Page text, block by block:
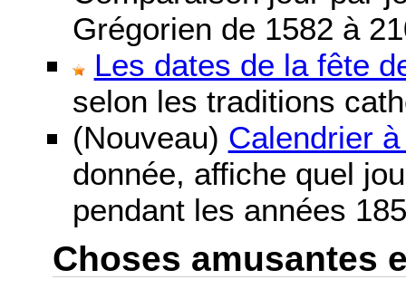
Grégorien de 1582 à
Les dates de la fête
selon les traditions
(Nouveau) Calendrier
donnée, affiche quel
pendant les années
Choses amusantes